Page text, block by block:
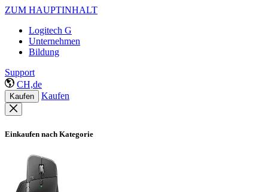
ZUM HAUPTINHALT
Logitech G
Unternehmen
Bildung
Support
CH,de
Kaufen Kaufen
Einkaufen nach Kategorie